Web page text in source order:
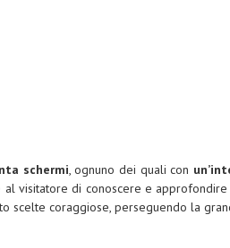
schermi, ognuno dei quali con
al visitatore di conoscere e
scelte coraggiose, perseguendo la